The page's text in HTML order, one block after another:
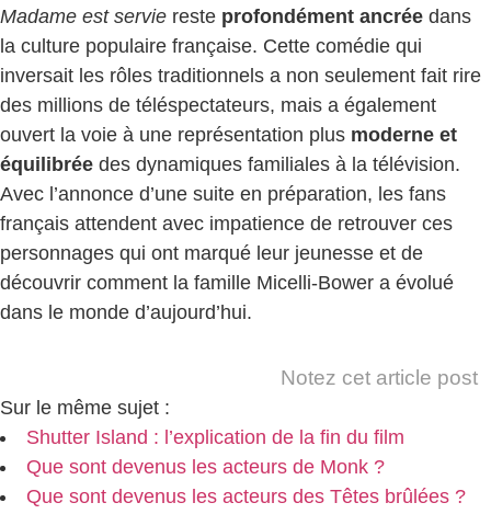
Madame est servie reste profondément ancrée dans
la culture populaire française. Cette comédie qui
inversait les rôles traditionnels a non seulement fait rire
des millions de téléspectateurs, mais a également
ouvert la voie à une représentation plus moderne et
équilibrée des dynamiques familiales à la télévision.
Avec l’annonce d’une suite en préparation, les fans
français attendent avec impatience de retrouver ces
personnages qui ont marqué leur jeunesse et de
découvrir comment la famille Micelli-Bower a évolué
dans le monde d’aujourd’hui.
Notez cet article post
Sur le même sujet :
Shutter Island : l’explication de la fin du film
Que sont devenus les acteurs de Monk ?
Que sont devenus les acteurs des Têtes brûlées ?